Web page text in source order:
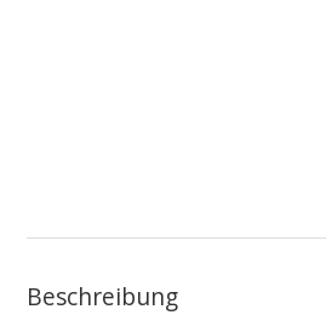
Beschreibung